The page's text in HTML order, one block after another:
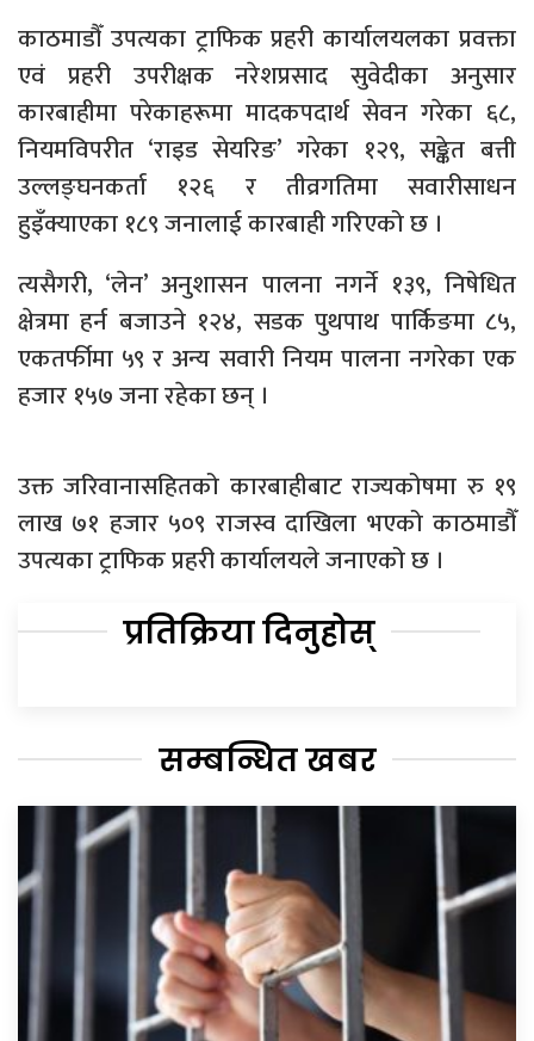
काठमाडौँ उपत्यका ट्राफिक प्रहरी कार्यालयलका प्रवक्ता
एवं प्रहरी उपरीक्षक नरेशप्रसाद सुवेदीका अनुसार
कारबाहीमा परेकाहरूमा मादकपदार्थ सेवन गरेका ६८,
नियमविपरीत ‘राइड सेयरिङ’ गरेका १२९, सङ्केत बत्ती
उल्लङ्घनकर्ता १२६ र तीव्रगतिमा सवारीसाधन
हुइँक्याएका १८९ जनालाई कारबाही गरिएको छ ।
त्यसैगरी, ‘लेन’ अनुशासन पालना नगर्ने १३९, निषेधित
क्षेत्रमा हर्न बजाउने १२४, सडक पुथपाथ पार्किङमा ८५,
एकतर्फीमा ५९ र अन्य सवारी नियम पालना नगरेका एक
हजार १५७ जना रहेका छन् ।
उक्त जरिवानासहितको कारबाहीबाट राज्यकोषमा रु १९
लाख ७१ हजार ५०९ राजस्व दाखिला भएको काठमाडौँ
उपत्यका ट्राफिक प्रहरी कार्यालयले जनाएको छ ।
प्रतिक्रिया दिनुहोस्
सम्बन्धित खबर